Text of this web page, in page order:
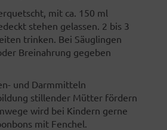
mit ca. 150 ml
stehen gelassen. 2 bis 3
trinken. Bei Säuglingen
Breinahrung gegeben
und Darmmitteln
stillender Mütter fördern
wird bei Kindern gerne
mit Fenchel.